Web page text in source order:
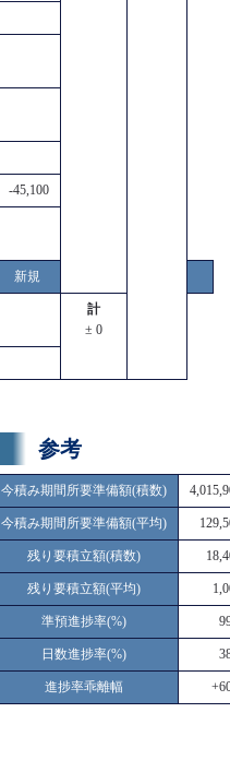
-45,100
新規
計
± 0
参考
今積み期間所要準備額(積数)
今積み期間所要準備額(平均)
残り要積立額(積数)
残り要積立額(平均)
準預進捗率(%)
日数進捗率(%)
進捗率乖離幅